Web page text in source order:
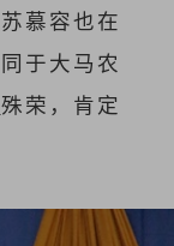
慕容也在
于大马农
殊荣，肯定